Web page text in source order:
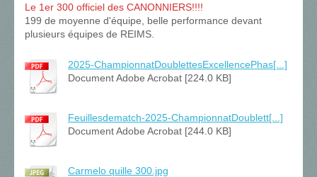
Le 1er 300 officiel des CANONNIERS!!!!
199 de moyenne d'équipe, belle performance devant
plusieurs équipes de REIMS.
2025-ChampionnatDoublettesExcellencePhas[...]
Document Adobe Acrobat [224.0 KB]
Feuillesdematch-2025-ChampionnatDoublett[...]
Document Adobe Acrobat [244.0 KB]
Carmelo quille 300.jpg